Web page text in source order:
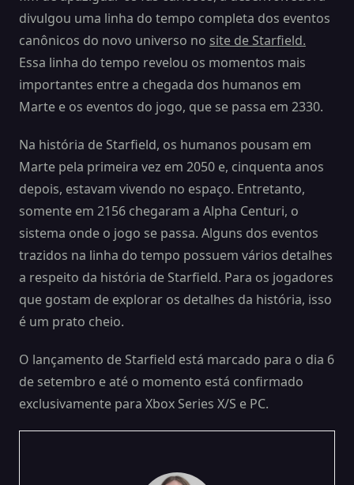
divulgou uma linha do tempo completa dos eventos
canônicos do novo universo no site de Starfield.
Essa linha do tempo revelou os momentos mais
importantes entre a chegada dos humanos em
Marte e os eventos do jogo, que se passa em 2330.
Na história de Starfield, os humanos pousam em
Marte pela primeira vez em 2050 e, cinquenta anos
depois, estavam vivendo no espaço. Entretanto,
somente em 2156 chegaram a Alpha Centuri, o
sistema onde o jogo se passa. Alguns dos eventos
trazidos na linha do tempo possuem vários detalhes
a respeito da história de Starfield. Para os jogadores
que gostam de explorar os detalhes da história, isso
é um prato cheio.
O lançamento de Starfield está marcado para o dia 6
de setembro e até o momento está confirmado
exclusivamente para Xbox Series X/S e PC.